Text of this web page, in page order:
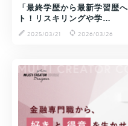
「最終学歴から最新学習歴
ト！リスキリングや学…
2025/03/21
2026/03/26